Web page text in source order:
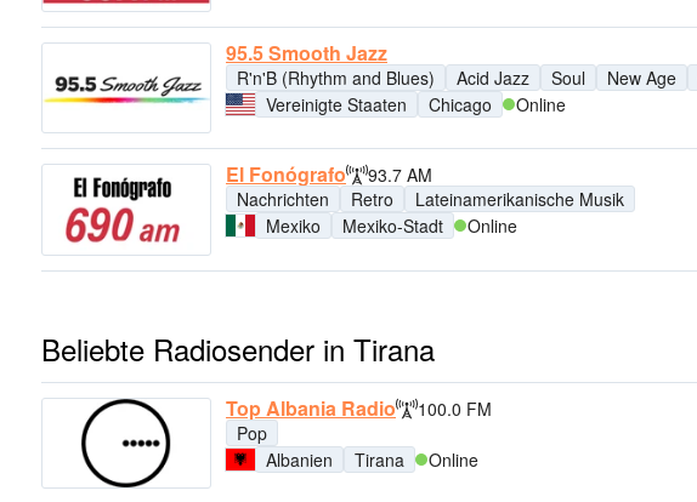
95.5 Smooth Jazz
R'n'B (Rhythm and Blues) Acid Jazz Soul New Age
Vereinigte Staaten
Chicago Online
El Fonógrafo
93.7 AM
Nachrichten
Retro
Lateinamerikanische Musik
Mexiko
Mexiko-Stadt Online
Beliebte Radiosender in Tirana
Top Albania Radio
100.0 FM
Pop
Albanien
Tirana Online